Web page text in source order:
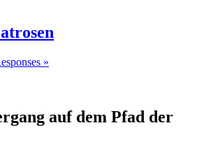
»
auf dem Pfad der